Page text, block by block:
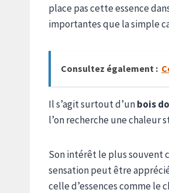
place pas cette essence
importantes que la simple
Consultez également :
Il s’agit surtout d’unbois
l’on recherche une chaleur
Son intérêt le plus souvent
sensation peut être
celle d’essences comme le